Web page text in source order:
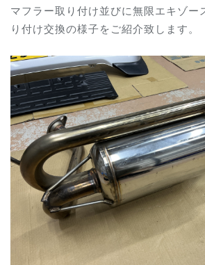
マフラー取り付け並びに無限エキゾー
り付け交換の様子をご紹介致します。